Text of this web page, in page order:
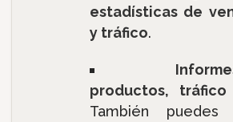
estadísticas de
y tráfico.
productos,
También